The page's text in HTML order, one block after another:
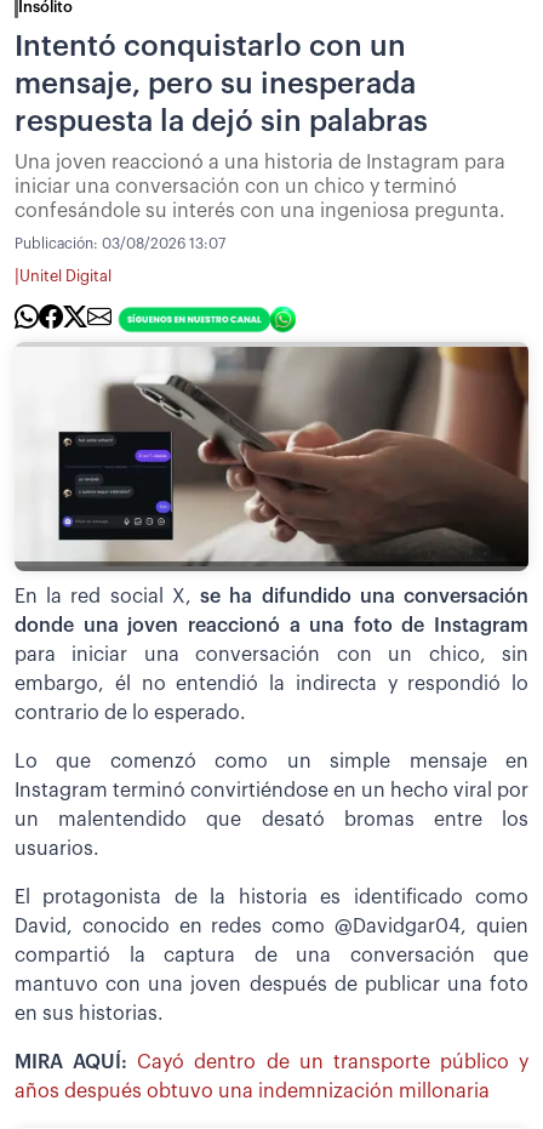
Insólito
Intentó conquistarlo con un
mensaje, pero su inesperada
respuesta la dejó sin palabras
Una joven reaccionó a una historia de Instagram para
iniciar una conversación con un chico y terminó
confesándole su interés con una ingeniosa pregunta.
Publicación: 03/08/2026 13:07
Unitel Digital
En la red social X,se ha difundido una conversación
donde una joven reaccionó a una foto de Instagram
para iniciar una conversación con un chico, sin
embargo, él no entendió la indirecta y respondió lo
contrario de lo esperado.
Lo que comenzó como un simple mensaje en
Instagram terminó convirtiéndose en un hecho viral por
un malentendido que desató bromas entre los
usuarios.
El protagonista de la historia es identificado como
David, conocido en redes como @Davidgar04, quien
compartió la captura de una conversación que
mantuvo con una joven después de publicar una foto
en sus historias.
MIRA AQUÍ: Cayó dentro de un transporte público y
años después obtuvo una indemnización millonaria